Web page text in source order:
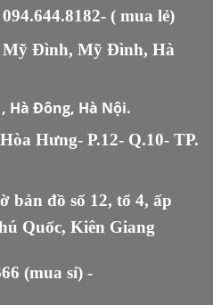
094.644.8182- ( mua lẻ)
Mỹ Đình, Mỹ Đình, Hà
Hà Đông, Hà Nội.
Hưng- P.12- Q.10- TP.
bản đồ số 12, tổ 4, ấp
Quốc, Kiên Giang
(mua sỉ) -